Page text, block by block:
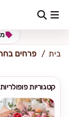
כתובת למשלוח
בית פרחים
קטגוריות פופולריות